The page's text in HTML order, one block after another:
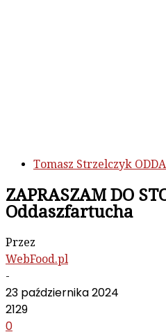
Tomasz Strzelczyk
ZAPRASZAM DO
Oddaszfartucha
Przez
WebFood.pl
-
23 października 2024
2129
0